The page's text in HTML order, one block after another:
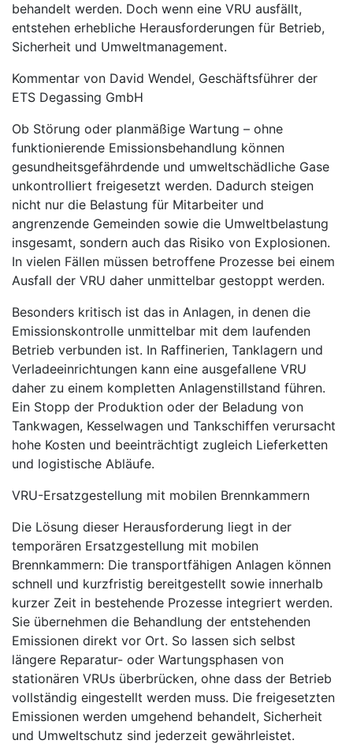
behandelt werden. Doch wenn eine VRU ausfällt,
entstehen erhebliche Herausforderungen für Betrieb,
Sicherheit und Umweltmanagement.
Kommentar von David Wendel, Geschäftsführer der
ETS Degassing GmbH
Ob Störung oder planmäßige Wartung – ohne
funktionierende Emissionsbehandlung können
gesundheitsgefährdende und umweltschädliche Gase
unkontrolliert freigesetzt werden. Dadurch steigen
nicht nur die Belastung für Mitarbeiter und
angrenzende Gemeinden sowie die Umweltbelastung
insgesamt, sondern auch das Risiko von Explosionen.
In vielen Fällen müssen betroffene Prozesse bei einem
Ausfall der VRU daher unmittelbar gestoppt werden.
Besonders kritisch ist das in Anlagen, in denen die
Emissionskontrolle unmittelbar mit dem laufenden
Betrieb verbunden ist. In Raffinerien, Tanklagern und
Verladeeinrichtungen kann eine ausgefallene VRU
daher zu einem kompletten Anlagenstillstand führen.
Ein Stopp der Produktion oder der Beladung von
Tankwagen, Kesselwagen und Tankschiffen verursacht
hohe Kosten und beeinträchtigt zugleich Lieferketten
und logistische Abläufe.
VRU-Ersatzgestellung mit mobilen Brennkammern
Die Lösung dieser Herausforderung liegt in der
temporären Ersatzgestellung mit mobilen
Brennkammern: Die transportfähigen Anlagen können
schnell und kurzfristig bereitgestellt sowie innerhalb
kurzer Zeit in bestehende Prozesse integriert werden.
Sie übernehmen die Behandlung der entstehenden
Emissionen direkt vor Ort. So lassen sich selbst
längere Reparatur- oder Wartungsphasen von
stationären VRUs überbrücken, ohne dass der Betrieb
vollständig eingestellt werden muss. Die freigesetzten
Emissionen werden umgehend behandelt, Sicherheit
und Umweltschutz sind jederzeit gewährleistet.